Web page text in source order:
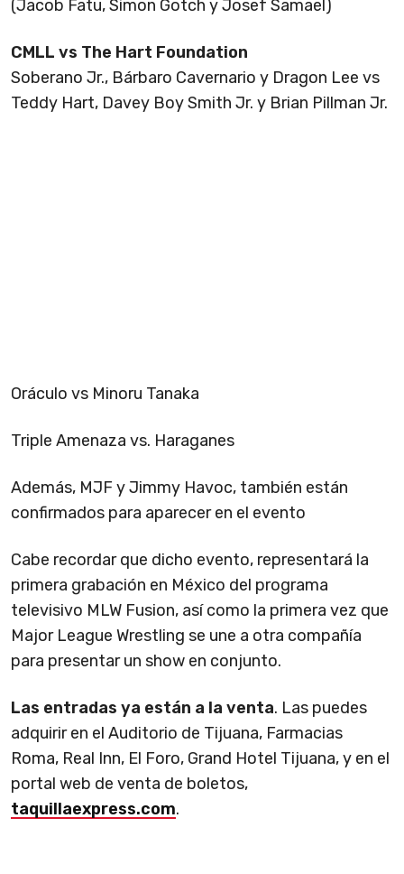
(Jacob Fatu, Simon Gotch y Josef Samael)
CMLL vs The Hart Foundation
Soberano Jr., Bárbaro Cavernario y Dragon Lee vs
Teddy Hart, Davey Boy Smith Jr. y Brian Pillman Jr.
Oráculo vs Minoru Tanaka
Triple Amenaza vs. Haraganes
Además, MJF y Jimmy Havoc, también están
confirmados para aparecer en el evento
Cabe recordar que dicho evento, representará la
primera grabación en México del programa
televisivo MLW Fusion, así como la primera vez que
Major League Wrestling se une a otra compañía
para presentar un show en conjunto.
Las entradas ya están a la venta. Las puedes
adquirir en el Auditorio de Tijuana, Farmacias
Roma, Real Inn, El Foro, Grand Hotel Tijuana, y en el
portal web de venta de boletos,
taquillaexpress.com.